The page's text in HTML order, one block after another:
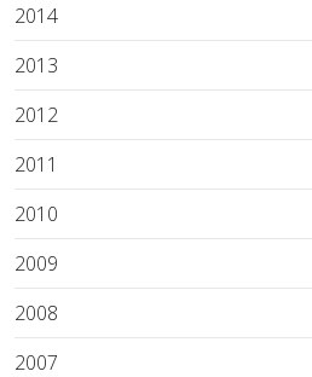
2014
2013
2012
2011
2010
2009
2008
2007